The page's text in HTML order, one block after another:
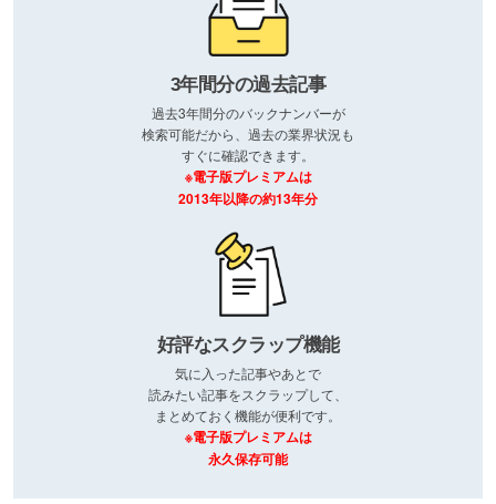
3年間分の過去記事
過去3年間分のバックナンバーが
検索可能だから、過去の業界状況も
すぐに確認できます。
※電子版プレミアムは
2013年以降の約13年分
好評なスクラップ機能
気に入った記事やあとで
読みたい記事をスクラップして、
まとめておく機能が便利です。
※電子版プレミアムは
永久保存可能